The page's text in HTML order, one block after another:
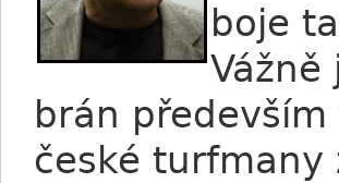
boje
brán
české